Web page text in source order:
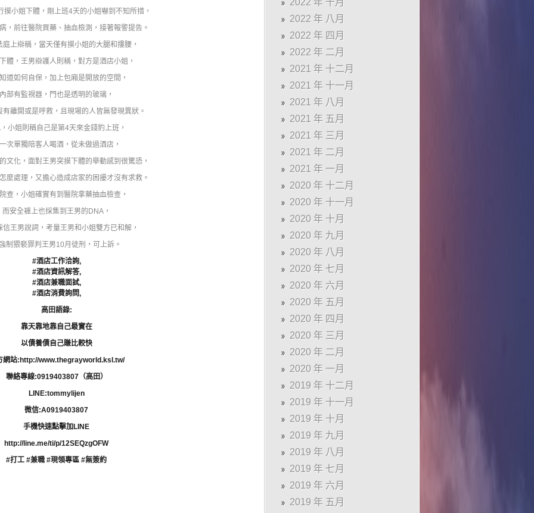
摸小姐下體，剛上班4天的小姐嚇到不知所措，
，前往醫院買藥、抽血檢測，接著報警提告。
庭上辯稱，當天僅有摸小姐的大腿和摟腰，
體，王男辯護人則稱，對方是酒店小姐，
道如何自保，加上包廂是開放的空間，
部有監視器，門也是透明的玻璃，
有離開或是呼救，且現場的人皆無發現異狀。
小姐則稱自己是第4天來金錢豹上班，
次單獨陪客人喝酒，從未做過酒店，
文化，面對王男突摸下體的舉動感到很驚恐，
麼處理，又擔心造成店家的困擾才沒有求救。
查，小姐確實有到醫院拿藥抽血檢查，
而安全褲上也採集到王男的DNA，
信王男說詞，考量王男和小姐雙方已和解，
制猥褻罪判王男10月徒刑，可上訴。
#酒店工作洽詢,
#酒店資訊解答,
#酒店兼職面試,
#酒店消費詢問,
高田語錄:
靠天靠地靠自己最實在
以債養債自己賺比較快
網站:http://www.thegrayworld.ksl.tw/
聯絡專線:0919403807（高田）
LINE:tommylijen
微信:A0919403807
手機快速點擊加LINE
http://line.me/ti/p/12SEQzgOFW
#打工 #兼職 #現領專區 #無簽約
2022 年 十月
2022 年 八月
2022 年 四月
2022 年 二月
2021 年 十二月
2021 年 十一月
2021 年 八月
2021 年 五月
2021 年 三月
2021 年 二月
2021 年 一月
2020 年 十二月
2020 年 十一月
2020 年 十月
2020 年 九月
2020 年 八月
2020 年 七月
2020 年 六月
2020 年 五月
2020 年 四月
2020 年 三月
2020 年 二月
2020 年 一月
2019 年 十二月
2019 年 十一月
2019 年 十月
2019 年 九月
2019 年 八月
2019 年 七月
2019 年 六月
2019 年 五月